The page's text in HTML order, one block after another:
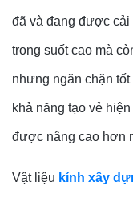
đã và đang được cải
trong suốt cao mà
nhưng ngăn chặn
khả năng tạo vẻ
được nâng cao hơn
Vật liệu kính xây